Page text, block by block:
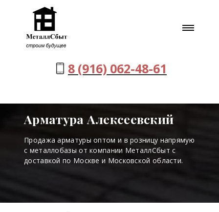
8 (916) 062-48-61
Арматура Алексеевский
Продажа арматуры оптом и в розницу напрямую
с металлобазы от компании МеталлСбыт с
доставкой по Москве и Московской области.